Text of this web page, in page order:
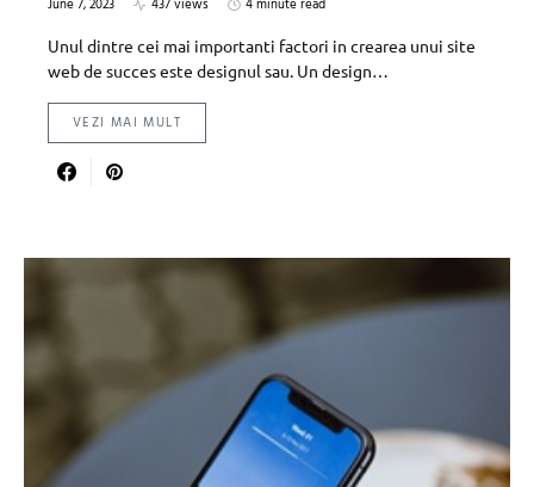
June 7, 2023 437 views
4 minute read
Unul dintre cei mai importanti factori in crearea unui site
web de succes este designul sau. Un design…
VEZI MAI MULT